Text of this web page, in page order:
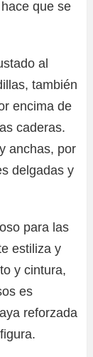
que se
al
también
encima de
caderas.
anchas, por
delgadas y
para las
estiliza y
y cintura,
es
reforzada